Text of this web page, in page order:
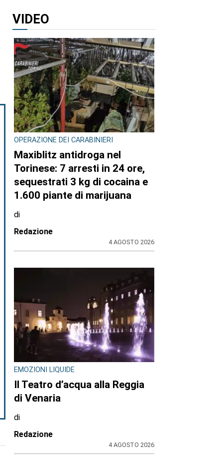
VIDEO
OPERAZIONE DEI CARABINIERI
Maxiblitz antidroga nel
Torinese: 7 arresti in 24 ore,
sequestrati 3 kg di cocaina e
1.600 piante di marijuana
di
Redazione
4 AGOSTO 2026
EMOZIONI LIQUIDE
Il Teatro d’acqua alla Reggia
di Venaria
di
Redazione
4 AGOSTO 2026